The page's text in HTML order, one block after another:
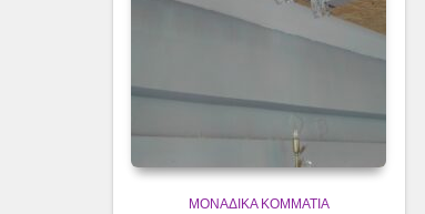
ΜΟΝΆΔΙΚΑ ΚΟΜΜΆΤΙΑ